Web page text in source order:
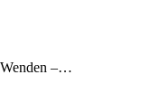
Wenden –…